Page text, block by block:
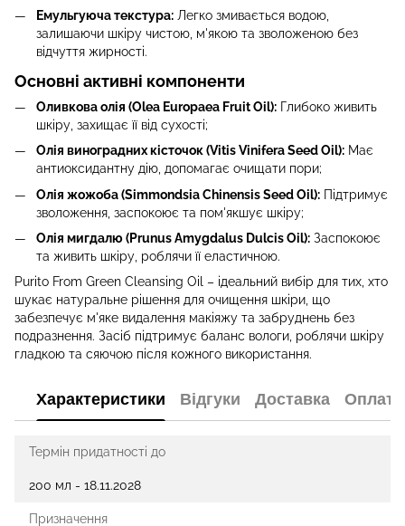
Емульгуюча текстура: Легко змивається водою,
залишаючи шкіру чистою, м'якою та зволоженою без
відчуття жирності.
Основні активні компоненти
Оливкова олія (Olea Europaea Fruit Oil): Глибоко живить
шкіру, захищає її від сухості;
Олія виноградних кісточок (Vitis Vinifera Seed Oil): Має
антиоксидантну дію, допомагає очищати пори;
Олія жожоба (Simmondsia Chinensis Seed Oil): Підтримує
зволоження, заспокоює та пом'якшує шкіру;
Олія мигдалю (Prunus Amygdalus Dulcis Oil): Заспокоює
та живить шкіру, роблячи її еластичною.
Purito From Green Cleansing Oil – ідеальний вибір для тих, хто
шукає натуральне рішення для очищення шкіри, що
забезпечує м'яке видалення макіяжу та забруднень без
подразнення. Засіб підтримує баланс вологи, роблячи шкіру
гладкою та сяючою після кожного використання.
Характеристики Відгуки Доставка Оплата
Термін придатності до
200 мл - 18.11.2028
Призначення